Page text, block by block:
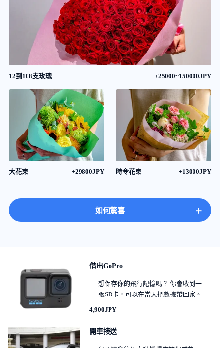
12到108支玫瑰 +25000~150000JPY
大花束 +29800JPY 時令花束 +13000JPY
如何驚喜 +
借出GoPro
想保存你的飛行記憶嗎？ 你會收到一
張SD卡，可以在當天把數據帶回家。
4,900JPY
開車接送